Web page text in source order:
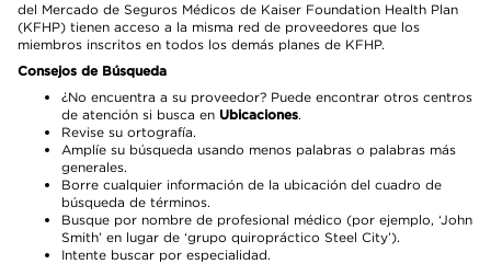
del Mercado de Seguros Médicos de Kaiser Foundation Health Plan
(KFHP) tienen acceso a la misma red de proveedores que los
miembros inscritos en todos los demás planes de KFHP.
Consejos de Búsqueda
¿No encuentra a su proveedor? Puede encontrar otros centros
de atención si busca en Ubicaciones.
Revise su ortografía.
Amplíe su búsqueda usando menos palabras o palabras más
generales.
Borre cualquier información de la ubicación del cuadro de
búsqueda de términos.
Busque por nombre de profesional médico (por ejemplo, ‘John
Smith’ en lugar de ‘grupo quiropráctico Steel City’).
Intente buscar por especialidad.